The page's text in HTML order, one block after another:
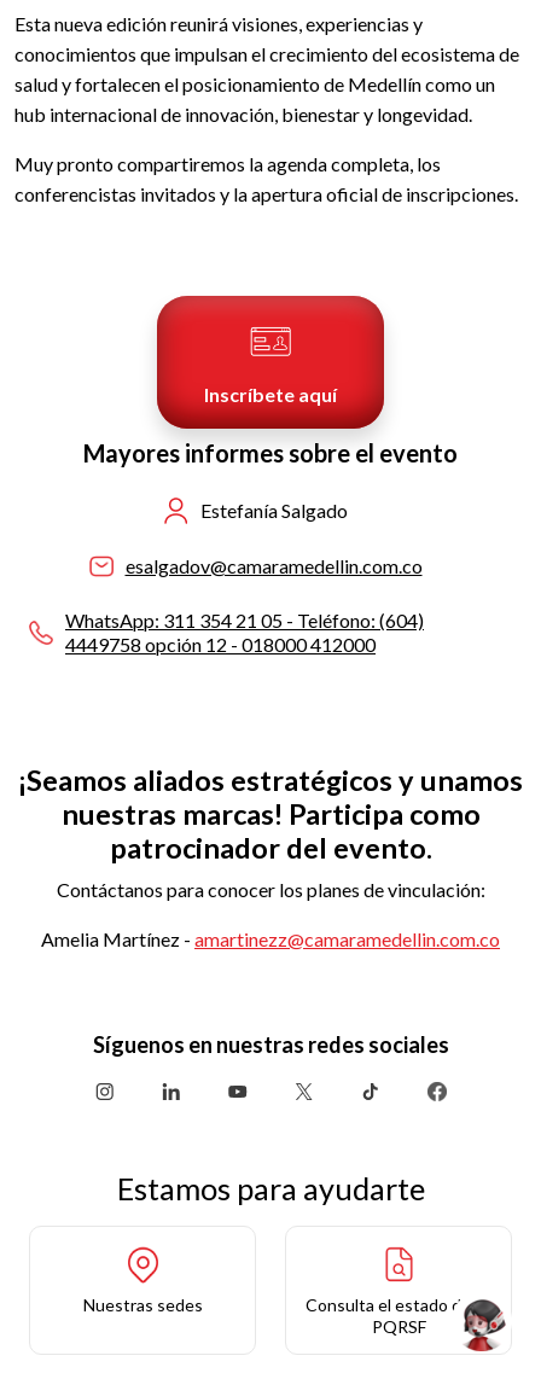
Esta nueva edición reunirá visiones, experiencias y
conocimientos que impulsan el crecimiento del ecosistema de
salud y fortalecen el posicionamiento de Medellín como un
hub internacional de innovación, bienestar y longevidad.
Muy pronto compartiremos la agenda completa, los
conferencistas invitados y la apertura oficial de inscripciones.
Inscríbete aquí
Mayores informes sobre el evento
Estefanía Salgado
esalgadov@camaramedellin.com.co
WhatsApp: 311 354 21 05 - Teléfono: (604)
4449758 opción 12 - 018000 412000
¡Seamos aliados estratégicos y unamos
nuestras marcas! Participa como
patrocinador del evento.
Contáctanos para conocer los planes de vinculación:
Amelia Martínez - amartinezz@camaramedellin.com.co
Síguenos en nuestras redes sociales
Estamos para ayudarte
Nuestras sedes
Consulta el estado de tu
PQRSF